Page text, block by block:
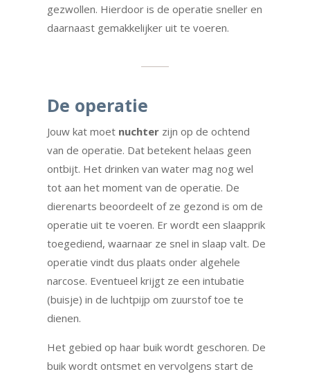
gezwollen. Hierdoor is de operatie sneller en
daarnaast gemakkelijker uit te voeren.
De operatie
Jouw kat moet nuchterzijn op de ochtend
van de operatie. Dat betekent helaas geen
ontbijt. Het drinken van water mag nog wel
tot aan het moment van de operatie. De
dierenarts beoordeelt of ze gezond is om de
operatie uit te voeren. Er wordt een slaapprik
toegediend, waarnaar ze snel in slaap valt. De
operatie vindt dus plaats onder algehele
narcose. Eventueel krijgt ze een intubatie
(buisje) in de luchtpijp om zuurstof toe te
dienen.
Het gebied op haar buik wordt geschoren. De
buik wordt ontsmet en vervolgens start de